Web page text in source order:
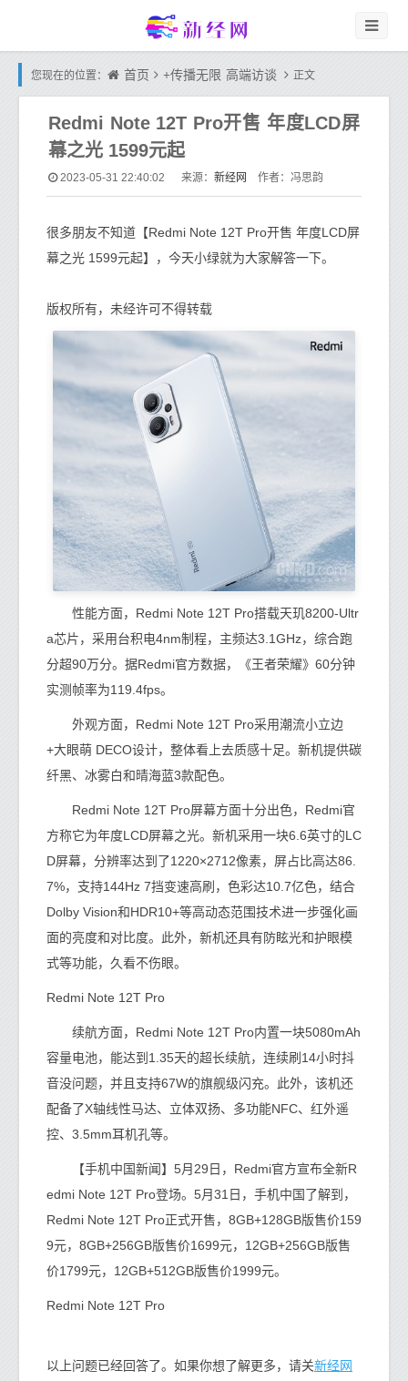
您现在的位置： 首页 +传播无限 高端访谈 正文
Redmi Note 12T Pro开售 年度LCD屏
幕之光 1599元起
2023-05-31 22:40:02 来源： 新经网 作者：冯思韵
很多朋友不知道【Redmi Note 12T Pro开售 年度LCD屏
幕之光 1599元起】，今天小绿就为大家解答一下。
版权所有，未经许可不得转载
性能方面，Redmi Note 12T Pro搭载天玑8200-Ultr
a芯片，采用台积电4nm制程，主频达3.1GHz，综合跑
分超90万分。据Redmi官方数据，《王者荣耀》60分钟
实测帧率为119.4fps。
外观方面，Redmi Note 12T Pro采用潮流小立边
+大眼萌 DECO设计，整体看上去质感十足。新机提供碳
纤黑、冰雾白和晴海蓝3款配色。
Redmi Note 12T Pro屏幕方面十分出色，Redmi官
方称它为年度LCD屏幕之光。新机采用一块6.6英寸的LC
D屏幕，分辨率达到了1220×2712像素，屏占比高达86.
7%，支持144Hz 7挡变速高刷，色彩达10.7亿色，结合
Dolby Vision和HDR10+等高动态范围技术进一步强化画
面的亮度和对比度。此外，新机还具有防眩光和护眼模
式等功能，久看不伤眼。
Redmi Note 12T Pro
续航方面，Redmi Note 12T Pro内置一块5080mAh
容量电池，能达到1.35天的超长续航，连续刷14小时抖
音没问题，并且支持67W的旗舰级闪充。此外，该机还
配备了X轴线性马达、立体双扬、多功能NFC、红外遥
控、3.5mm耳机孔等。
【手机中国新闻】5月29日，Redmi官方宣布全新R
edmi Note 12T Pro登场。5月31日，手机中国了解到，
Redmi Note 12T Pro正式开售，8GB+128GB版售价159
9元，8GB+256GB版售价1699元，12GB+256GB版售
价1799元，12GB+512GB版售价1999元。
Redmi Note 12T Pro
以上问题已经回答了。如果你想了解更多，请关新经网